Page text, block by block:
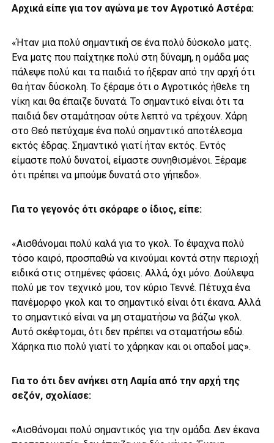
Αρχικά είπε για τον αγώνα με τον Αγροτικό Αστέρα:
«Ήταν μια πολύ σημαντική σε ένα πολύ δύσκολο ματς.
Ένα ματς που παίχτηκε πολύ στη δύναμη, η ομάδα μας
πάλεψε πολύ και τα παιδιά το ήξεραν από την αρχή ότι
θα ήταν δύσκολη. Το ξέραμε ότι ο Αγροτικός ήθελε τη
νίκη και θα έπαιζε δυνατά. Το σημαντικό είναι ότι τα
παιδιά δεν σταμάτησαν ούτε λεπτό να τρέχουν. Χάρη
στο Θεό πετύχαμε ένα πολύ σημαντικό αποτέλεσμα
εκτός έδρας. Σημαντικό γιατί ήταν εκτός. Εντός
είμαστε πολύ δυνατοί, είμαστε συνηθισμένοι. Ξέραμε
ότι πρέπει να μπούμε δυνατά στο γήπεδο».
Για το γεγονός ότι σκόραρε ο ίδιος, είπε:
«Αισθάνομαι πολύ καλά για το γκολ. Το έψαχνα πολύ
τόσο καιρό, προσπαθώ να κινούμαι κοντά στην περιοχή
ειδικά στις στημένες φάσεις. Αλλά, όχι μόνο. Δούλεψα
πολύ με τον τεχνικό μου, τον κύριο Τεννέ. Πέτυχα ένα
πανέμορφο γκολ και το σημαντικό είναι ότι έκανα. Αλλά
το σημαντικό είναι να μη σταματήσω να βάζω γκολ.
Αυτό σκέφτομαι, ότι δεν πρέπει να σταματήσω εδώ.
Χάρηκα πιο πολύ γιατί το χάρηκαν και οι οπαδοί μας».
Για το ότι δεν ανήκει στη Λαμία από την αρχή της
σεζόν, σχολίασε:
«Αισθάνομαι πολύ σημαντικός για την ομάδα. Δεν έκανα